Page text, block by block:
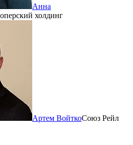
Анна
холдинг
Артем ВойткоСоюз Рейл